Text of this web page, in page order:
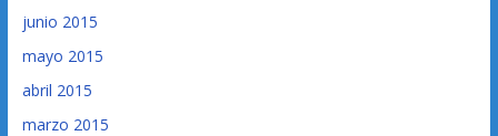
junio 2015
mayo 2015
abril 2015
marzo 2015